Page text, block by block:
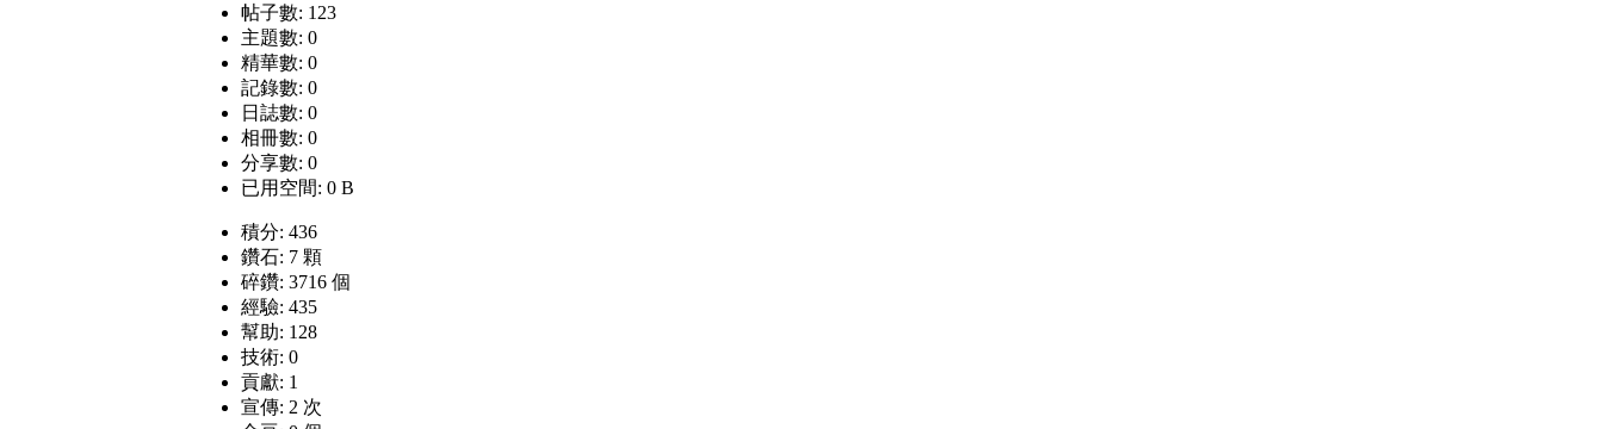
帖子數: 123
主題數: 0
精華數: 0
記錄數: 0
日誌數: 0
相冊數: 0
分享數: 0
已用空間: 0 B
積分: 436
鑽石: 7 顆
碎鑽: 3716 個
經驗: 435
幫助: 128
技術: 0
貢獻: 1
宣傳: 2 次